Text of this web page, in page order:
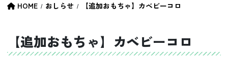
HOME おしらせ 【追加おもちゃ】カベビーコロ
【追加おもちゃ】カベビーコロ